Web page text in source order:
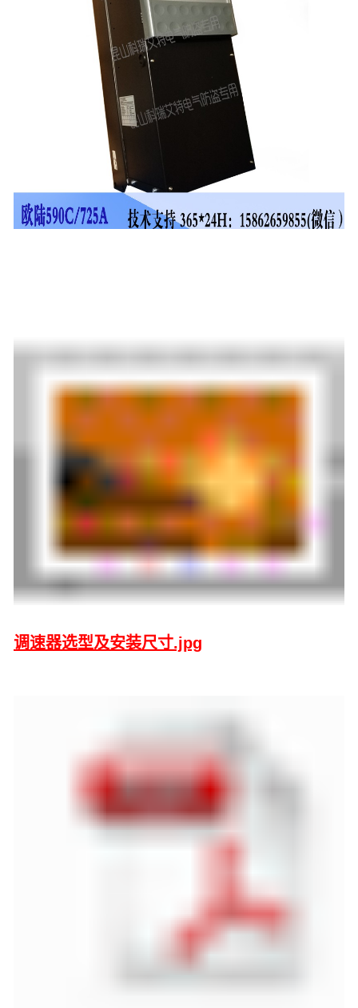
调速器选型及安装尺寸.jpg